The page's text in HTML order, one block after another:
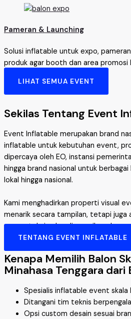
Pameran & Launching
Solusi inflatable untuk expo,
produk agar booth dan area promosi
LIHAT SEMUA EVENT
Sekilas Tentang Event
Event Inflatable merupakan brand
inflatable untuk kebutuhan event,
dipercaya oleh EO, instansi
hingga brand nasional untuk
lokal hingga nasional.
Kami menghadirkan properti visual
menarik secara tampilan, tetapi juga
secara teknis, dan disesuaikan
TENTANG EVENT INFLATABLE
Kenapa Memilih Balon
Minahasa Tenggara
Spesialis inflatable event skala
Ditangani tim teknis
Opsi custom desain sesuai